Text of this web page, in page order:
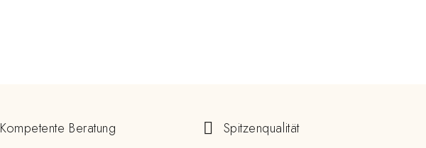
Kompetente Beratung Spitzenqualität